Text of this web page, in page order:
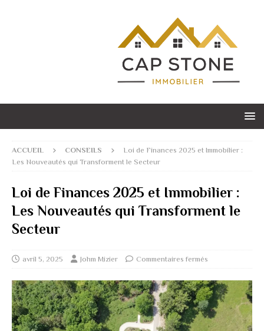
ACCUEIL CONSEILS
Loi de Finances 2025 et Immobilier :
Les Nouveautés qui Transforment le Secteur
Loi de Finances 2025 et Immobilier :
Les Nouveautés qui Transforment le
Secteur
avril 5, 2025 Johm Mizier Commentaires fermés